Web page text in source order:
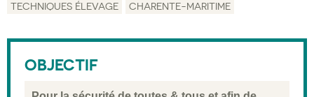
TECHNIQUES ÉLEVAGE CHARENTE-MARITIME
OBJECTIF